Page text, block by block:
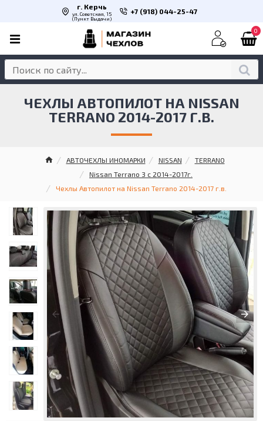
г. Керчь
ул. Советская, 15
(Пункт Выдачи)
+7 (918) 044-25-47
0
АВТОЧЕХЛЫ ИНОМАРКИ NISSAN
TERRANO
Nissan Terrano 3 с 2014-2017г.
Чехлы Автопилот на Nissan Terrano 2014-2017 г.в.
ЧЕХЛЫ АВТОПИЛОТ НА NISSAN
TERRANO 2014-2017 Г.В.